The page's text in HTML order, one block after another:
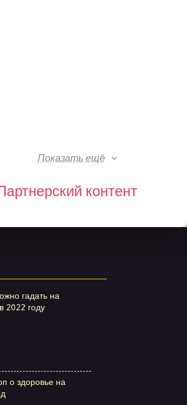
Показать ещё
контент
гадать на
2022 году
о здоровье на